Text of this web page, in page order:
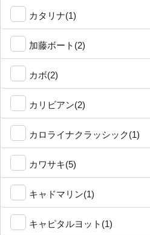
カタリナ(1)
加藤ボート(2)
カボ(2)
カリビアン(2)
カロライナクラッシック(1)
カワサキ(5)
キャドマリン(1)
キャピタルヨット(1)